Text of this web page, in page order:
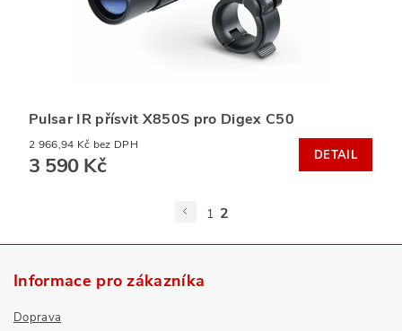
Pulsar IR přísvit X850S pro Digex C50
2 966,94 Kč bez DPH
3 590 Kč DETAIL
1 2
Informace pro zákazníka
Doprava